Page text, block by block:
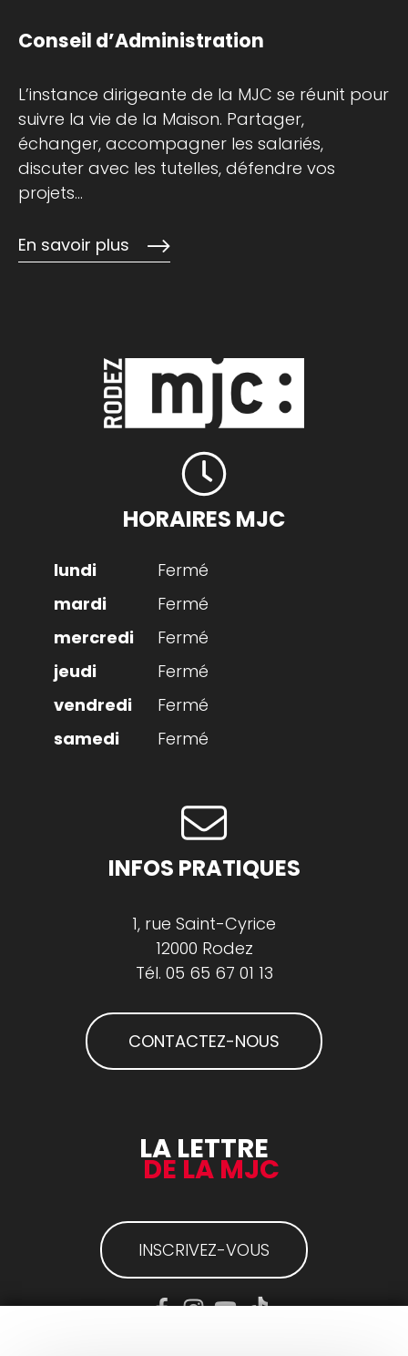
Conseil d’Administration
L’instance dirigeante de la MJC se réunit pour
suivre la vie de la Maison. Partager,
échanger, accompagner les salariés,
discuter avec les tutelles, défendre vos
projets…
En savoir plus
HORAIRES MJC
Fermé
Fermé
Fermé
Fermé
Fermé
Fermé
INFOS PRATIQUES
1, rue Saint-Cyrice
12000 Rodez
Tél. 05 65 67 01 13
CONTACTEZ-NOUS
LA LETTRE
DE LA MJC
INSCRIVEZ-VOUS